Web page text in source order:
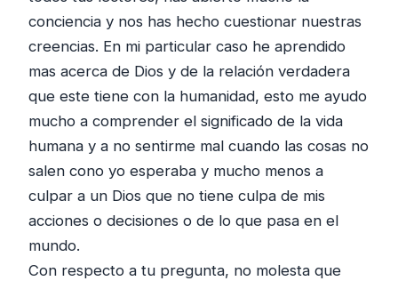
conciencia y nos has hecho cuestionar nuestras
creencias. En mi particular caso he aprendido
mas acerca de Dios y de la relación verdadera
que este tiene con la humanidad, esto me ayudo
mucho a comprender el significado de la vida
humana y a no sentirme mal cuando las cosas no
salen cono yo esperaba y mucho menos a
culpar a un Dios que no tiene culpa de mis
acciones o decisiones o de lo que pasa en el
mundo.
Con respecto a tu pregunta, no molesta que